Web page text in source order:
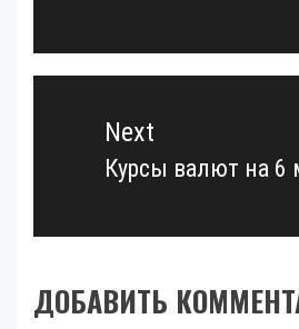
Next
Next
Курсы валют на 6
ДОБАВИТЬ